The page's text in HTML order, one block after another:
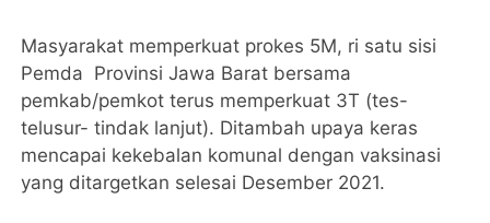
Masyarakat memperkuat prokes 5M, ri satu sisi
Pemda Provinsi Jawa Barat bersama
pemkab/pemkot terus memperkuat 3T (tes-
telusur- tindak lanjut). Ditambah upaya keras
mencapai kekebalan komunal dengan vaksinasi
yang ditargetkan selesai Desember 2021.